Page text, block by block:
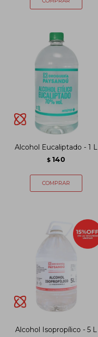
Alcohol Eucaliptado - 1 L
$ 140
Alcohol Isopropílico - 5 L